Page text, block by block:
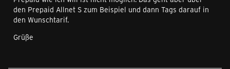
den Prepaid Allnet S zum Beispiel und dann Tags darauf in
den Wunschtarif.
Grüße